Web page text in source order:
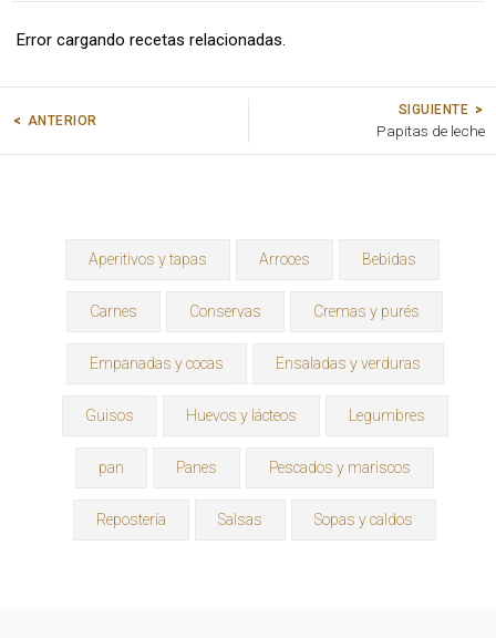
Error cargando recetas relacionadas.
ANTERIOR
SIGUIENTE
Papitas de leche
Aperitivos y tapas Arroces Bebidas
Carnes Conservas Cremas y purés
Empanadas y cocas Ensaladas y verduras
Guisos Huevos y lácteos Legumbres
pan Panes Pescados y mariscos
Repostería Salsas Sopas y caldos